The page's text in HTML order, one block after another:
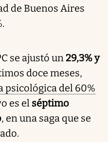
de Buenos Aires
se ajustó un29,3% y
doce meses,
psicológica del 60%
es el séptimo
, en una saga que se